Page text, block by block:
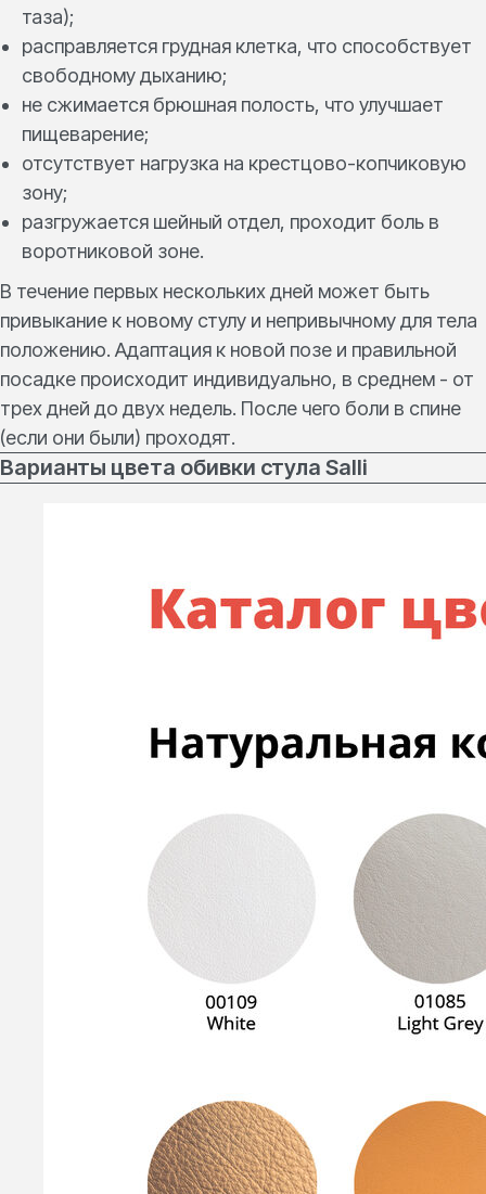
таза);
расправляется грудная клетка, что способствует
свободному дыханию;
не сжимается брюшная полость, что улучшает
пищеварение;
отсутствует нагрузка на крестцово-копчиковую
зону;
разгружается шейный отдел, проходит боль в
воротниковой зоне.
В течение первых нескольких дней может быть
привыкание к новому стулу и непривычному для тела
положению. Адаптация к новой позе и правильной
посадке происходит индивидуально, в среднем - от
трех дней до двух недель. После чего боли в спине
(если они были) проходят.
Варианты цвета обивки стула Salli